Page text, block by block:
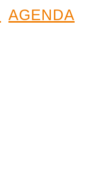
AGENDA